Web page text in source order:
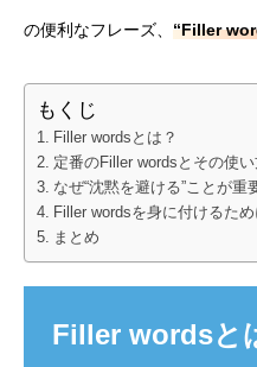
の便利なフレーズ、 “Filler
もくじ
Filler wordsとは？
定番のFiller wordsとその使
なぜ“沈黙を避ける”ことが重
Filler wordsを身に付けるため
まとめ
Filler wordsと